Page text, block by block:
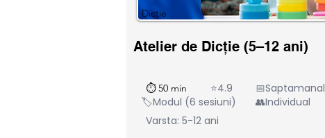
Dicție
Atelier de Dicție (5–12 ani)
⏱ 50 min
⭐4.9
🏷️Modul (6 sesiuni)
📅Saptamanal
👥Individual
Varsta: 5-12 ani